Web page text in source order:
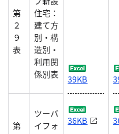
第
２
９
表
住宅：
建て方
別・構
造別・
利用関
係別表
39KB
36KB
第
ツーバ
イフォ